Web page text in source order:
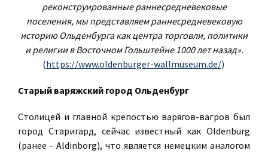
реконструированные раннесредневековые
поселения, мы представляем раннесредневековую
историю Ольденбурга как центра торговли, политики
и религии в Восточном Гольштейне 1000 лет назад».
(https://www.oldenburger-wallmuseum.de/)
Старый варяжский город Ольденбург
Столицей и главной крепостью варягов-вагров был
город Старигард, сейчас известный как Oldenburg
(ранее - Aldinborg), что является немецким аналогом